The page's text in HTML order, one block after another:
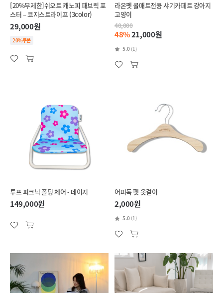
[20%무제한]쉬오트 캐노피 패브릭 포
스터 – 코지스트라이프 (3color)
29,000원
20%쿠폰
라온펫 쿨매트전용 샤기카페트 강아지
고양이
40,000
48%21,000원
5.0 (1)
투프 피크닉 폴딩 체어 - 데이지
149,000원
어피독 펫 옷걸이
2,000원
5.0 (1)